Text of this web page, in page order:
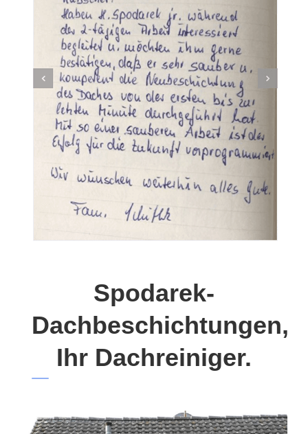
Spodarek-
Dachbeschichtungen,
Ihr Dachreiniger.